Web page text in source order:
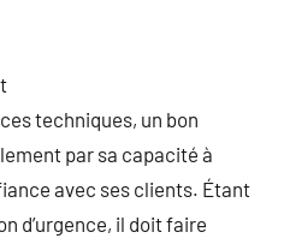
techniques, un bon
par sa capacité à
avec ses clients. Étant
d’urgence, il doit faire